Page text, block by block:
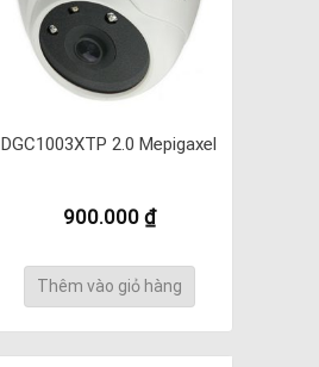
DGC1003XTP 2.0 Mepigaxel
900.000 ₫
Thêm vào giỏ hàng